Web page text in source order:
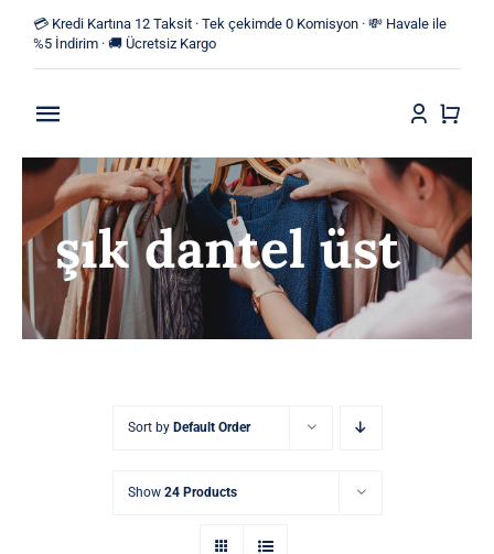
content
💳 Kredi Kartına 12 Taksit · Tek çekimde 0 Komisyon · 💸 Havale ile
%5 İndirim · 🚚 Ücretsiz Kargo
Toggle
Navigation
Anasayfa
Mağaza
Yeni Ürünler
şık dantel üst
Sort by Default Order
Show 24 Products